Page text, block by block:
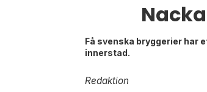
Få svenska bryggerier har
innerstad.
Redaktion